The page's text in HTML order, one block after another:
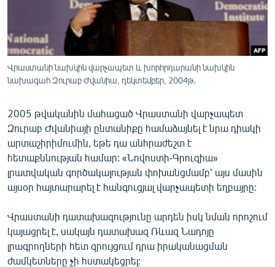
ՄԵԿՆԱԲԱՆՈՒԹՅՈՒՆ
ՏՏ ԵՒ ԻՆՏԵՐՆԵՏ
ԿՈՐՈՆԱՎԻՐՈՒՍ
ՏԵՍԱՆՅՈՒԹԵՐ
ԲԱՆԱՎԵՃ
ՁԳՏԵԼՈՎ ԼԱՎԱԳՈՒՅՆԻՆ
ՓՈԴՔԱՍԹ
Հայերեն
English
Վրաստանի նախկին վարչապետ և խորհրդարանի նախկին
նախագահ Զուրաբ Ժվանիա, դեկտեմբեր, 2004թ․
2005 թվականին մահացած Վրաստանի վարչապետ
Զուրաբ Ժվանիայի ընտանիքը համաձայնել է նրա դիակի
արտաշիրիմումին, եթե դա անհրաժեշտ է
հետաքննության համար: «Նովոստի-Գրուզիա»
լրատվական գործակալության փոխանցմամբ՝ այս մասին
այսօր հայտարարել է հանգուցյալ վարչապետի եղբայրը:
Վրաստանի դատախազությունը արդեն իսկ նման որոշում
կայացրել է, սակայն դատախազ Ռևազ Նադոյը
լրագրողների հետ զրույցում դրա իրականացման
ժամկետները չի հստակեցրել: